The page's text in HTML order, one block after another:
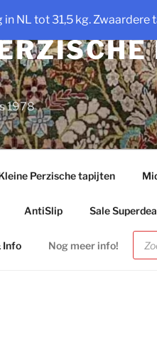
NL tot 31,5 kg.
1978
Perzische tapijten
AntiSlip Sale
Info Nog meer info!